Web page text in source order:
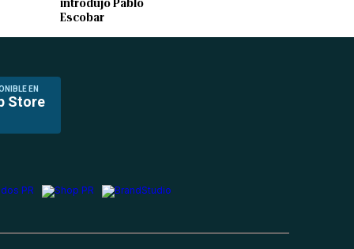
Escobar
EN
Store